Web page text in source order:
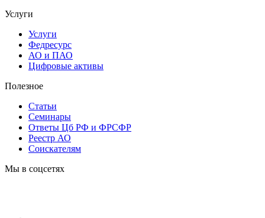
Услуги
Услуги
Федресурс
АО и ПАО
Цифровые активы
Полезное
Статьи
Cеминары
Ответы Цб РФ и ФРСФР
Реестр АО
Соискателям
Мы в соцсетях